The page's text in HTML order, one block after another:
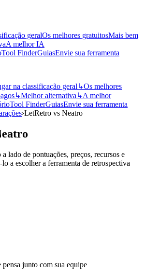
geralOs melhores gratuitosMais bem
A melhor IA
Tool FinderGuiasEnvie sua ferramenta
na classificação geral ↳Os melhores
↳Melhor alternativa ↳A melhor
Tool FinderGuiasEnvie sua ferramenta
›LetRetro vs Neatro
lado de pontuações, preços, recursos e
a escolher a ferramenta de retrospectiva
junto com sua equipe